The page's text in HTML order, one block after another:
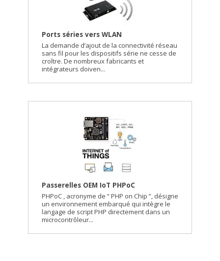
Ports séries vers WLAN
La demande d’ajout de la connectivité réseau
sans fil pour les dispositifs série ne cesse de
croître. De nombreux fabricants et
intégrateurs doiven...
Passerelles OEM IoT PHPoC
PHPoC , acronyme de “ PHP on Chip ”, désigne
un environnement embarqué qui intègre le
langage de script PHP directement dans un
microcontrôleur...